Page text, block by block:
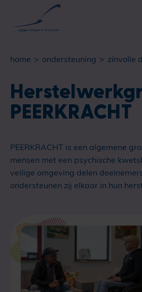
home ondersteuning zinvolle
PEERKRACHT
PEERKRACHT is een algemene
mensen met een psychische
veilige omgeving delen
ondersteunen zij elkaar in hun